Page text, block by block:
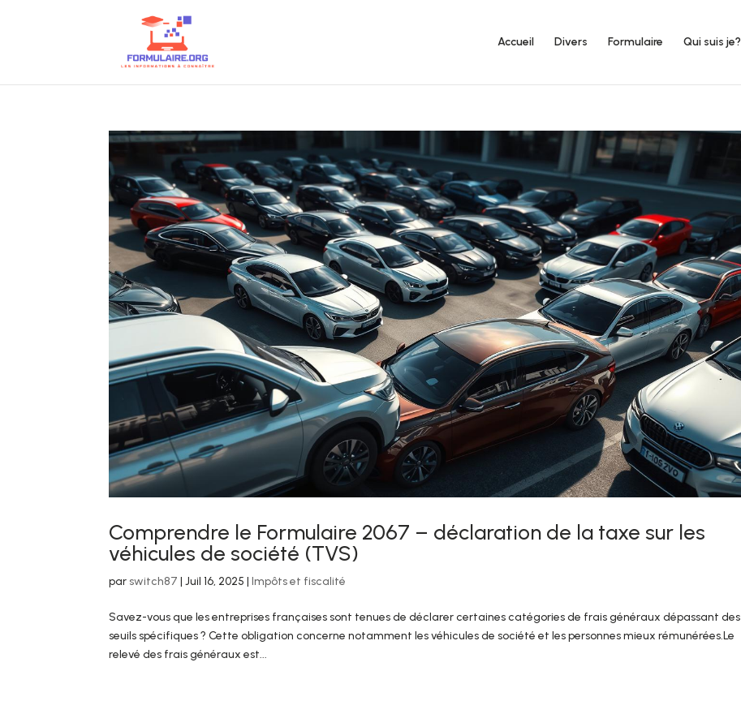
Accueil Divers Formulaire Qui suis je?
Comprendre le Formulaire 2067 – déclaration de la taxe sur les
véhicules de société (TVS)
par switch87 |Juil 16, 2025 |Impôts et fiscalité
Savez-vous que les entreprises françaises sont tenues de déclarer certaines catégories de frais généraux dépassant des
seuils spécifiques ? Cette obligation concerne notamment les véhicules de société et les personnes mieux rémunérées.Le
relevé des frais généraux est...